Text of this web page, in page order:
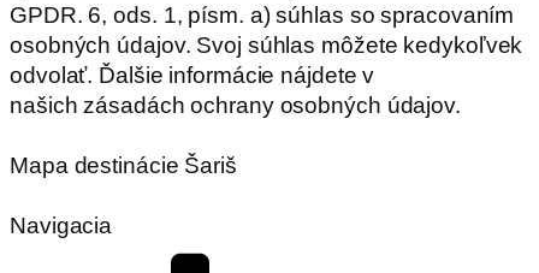
GPDR. 6, ods. 1, písm. a) súhlas so spracovaním
osobných údajov. Svoj súhlas môžete kedykoľvek
odvolať. Ďalšie informácie nájdete v
našich zásadách ochrany osobných údajov.
Mapa destinácie Šariš
Navigacia